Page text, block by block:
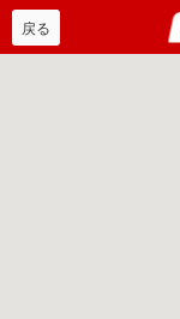
戻る